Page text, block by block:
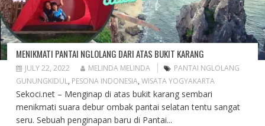
MENIKMATI PANTAI NGLOLANG DARI ATAS BUKIT KARANG
JULY 22, 2022 MELINDA MELINDA
PANTAI NGLOLANG
GUNUNGKIDUL, PESONA INDONESIA, WISATA YOGYAKARTA
Sekoci.net – Menginap di atas bukit karang sembari
menikmati suara debur ombak pantai selatan tentu sangat
seru. Sebuah penginapan baru di Pantai...